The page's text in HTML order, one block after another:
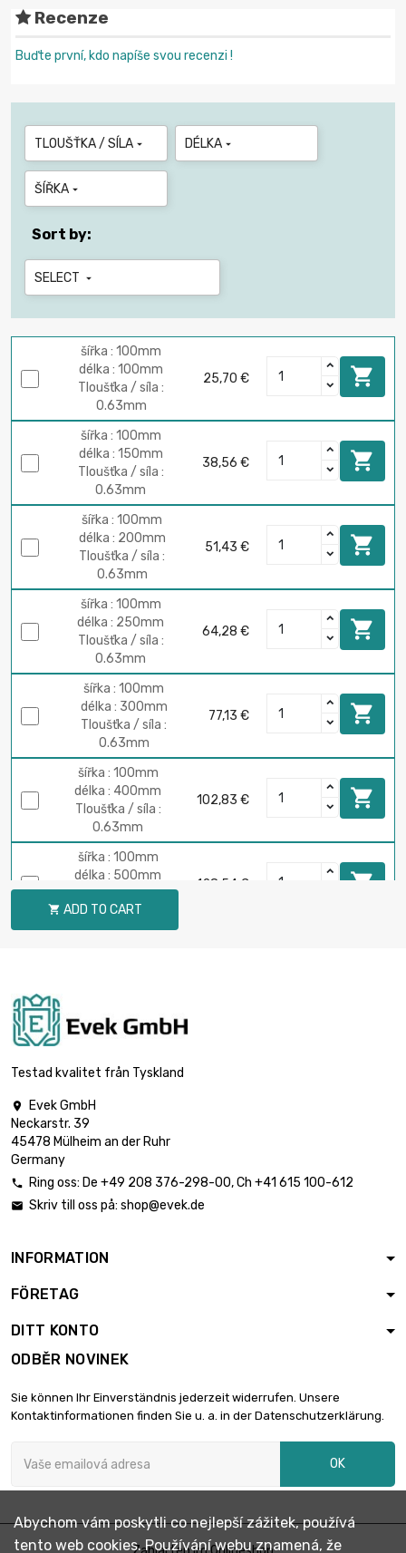
Recenze
Buďte první, kdo napíše svou recenzi !
TLOUŠŤKA / SÍLA  DÉLKA 
ŠÍŘKA 
Sort by:
SELECT 
šířka : 100mm
délka : 100mm
Tloušťka / síla :
0.63mm
25,70 € 
šířka : 100mm
délka : 150mm
Tloušťka / síla :
0.63mm
38,56 € 
šířka : 100mm
délka : 200mm
Tloušťka / síla :
0.63mm
51,43 € 
šířka : 100mm
délka : 250mm
Tloušťka / síla :
0.63mm
64,28 € 
šířka : 100mm
délka : 300mm
Tloušťka / síla :
0.63mm
77,13 € 
šířka : 100mm
délka : 400mm
Tloušťka / síla :
0.63mm
102,83 € 
šířka : 100mm
délka : 500mm
Tloušťka / síla :
0.63mm
128,54 € 
šířka : 100mm
0.63mm
šířka : 100mm
délka : 800mm
Tloušťka / síla :
délka : 900mm
0.63mm
0.63mm
délka : 200mm
Tloušťka / síla :
0.63mm
77,13 €
šířka : 150mm
délka : 300mm
šířka : 150mm
 ADD TO CART
Testad kvalitet från Tyskland

Evek GmbH
Neckarstr. 39
45478 Mülheim an der Ruhr
Germany
 Ring oss: De +49 208 376-298-00, Ch +41 615 100-612
 Skriv till oss på: shop@evek.de
INFORMATION
FÖRETAG
DITT KONTO
ODBĚR NOVINEK
Sie können Ihr Einverständnis jederzeit widerrufen. Unsere
Kontaktinformationen finden Sie u. a. in der Datenschutzerklärung.
OK
Abychom vám poskytli co nejlepší zážitek, používá
tento web cookies. Používání webu znamená, že